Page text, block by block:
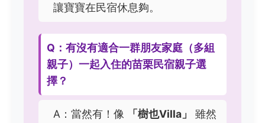
讓寶寶在民宿休息夠。
Q：有沒有適合一群朋友家庭（多組
親子）一起入住的苗栗民宿親子選
擇？
A：當然有！像 「樹也Villa」
雖然